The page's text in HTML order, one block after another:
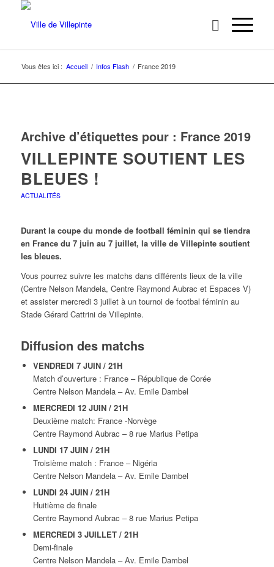
Vous êtes ici : Accueil / Infos Flash / France 2019
Archive d’étiquettes pour : France 2019
VILLEPINTE SOUTIENT LES
BLEUES !
ACTUALITÉS
Durant la coupe du monde de football féminin qui se tiendra
en France du 7 juin au 7 juillet, la ville de Villepinte soutient
les bleues.
Vous pourrez suivre les matchs dans différents lieux de la ville
(Centre Nelson Mandela, Centre Raymond Aubrac et Espaces V)
et assister mercredi 3 juillet à un tournoi de footbal féminin au
Stade Gérard Cattrini de Villepinte.
Diffusion des matchs
VENDREDI 7 JUIN / 21H
Match d’ouverture : France – République de Corée
Centre Nelson Mandela – Av. Emile Dambel
MERCREDI 12 JUIN / 21H
Deuxième match: France -Norvège
Centre Raymond Aubrac – 8 rue Marius Petipa
LUNDI 17 JUIN / 21H
Troisième match : France – Nigéria
Centre Nelson Mandela – Av. Emile Dambel
LUNDI 24 JUIN / 21H
Huitième de finale
Centre Raymond Aubrac – 8 rue Marius Petipa
MERCREDI 3 JUILLET / 21H
Demi-finale
Centre Nelson Mandela – Av. Emile Dambel